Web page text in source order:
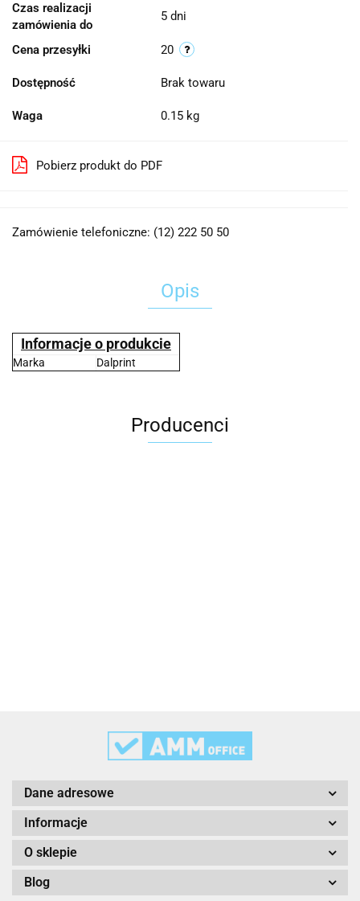
Czas realizacji
zamówienia do
5 dni
Cena przesyłki 20
Dostępność Brak towaru
Waga 0.15 kg
Pobierz produkt do PDF
Zamówienie telefoniczne: (12) 222 50 50
Opis
Informacje o produkcie
Marka Dalprint
Producenci
Dane adresowe
Informacje
O sklepie
Blog